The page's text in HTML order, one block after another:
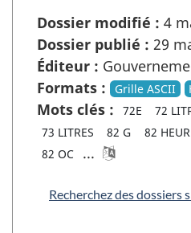
Dossier modifié : 4
Dossier publié : 29
Éditeur :
Formats :
Grille ASCII
Mots clés : 72E 72
73 LITRES
82 G 82
82 OC
...
Recherchez des dossiers